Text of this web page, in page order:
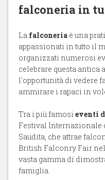
falconeria in
La falconeria è una
appassionati in tutto il
organizzati numerosi
celebrare questa antica
l'opportunità di vedere
ammirare i rapaci in
Tra i più famosi eventi
Festival Internazionale
Saudita, che attrae
British Falconry Fair
vasta gamma di
famiglia.